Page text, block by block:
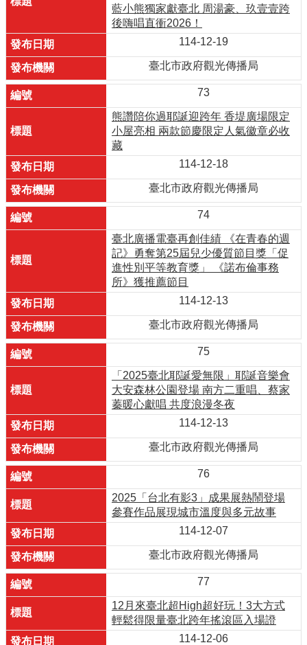
藍小熊獨家獻臺北 周湯豪、玖壹壹跨
後嗨唱直衝2026！
114-12-19
臺北市政府觀光傳播局
73
熊讚陪你過耶誕迎跨年 香堤廣場限定
小屋亮相 兩款節慶限定人氣徽章必收
藏
114-12-18
臺北市政府觀光傳播局
74
臺北廣播電臺再創佳績 《在青春的週
記》勇奪第25屆兒少優質節目獎「促
進性別平等教育獎」 《諾布倫事務
所》獲推薦節目
114-12-13
臺北市政府觀光傳播局
75
「2025臺北耶誕愛無限」耶誕音樂會
大安森林公園登場 南方二重唱、蔡家
蓁暖心獻唱 共度浪漫冬夜
114-12-13
臺北市政府觀光傳播局
76
2025「台北有影3」成果展熱鬧登場
參賽作品展現城市溫度與多元故事
114-12-07
臺北市政府觀光傳播局
77
12月來臺北超High超好玩！3大方式
輕鬆得限量臺北跨年搖滾區入場證
114-12-06